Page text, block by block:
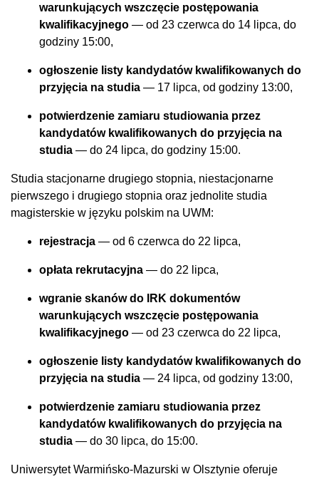
warunkujących wszczęcie postępowania
kwalifikacyjnego — od 23 czerwca do 14 lipca, do
godziny 15:00,
ogłoszenie listy kandydatów kwalifikowanych do
przyjęcia na studia — 17 lipca, od godziny 13:00,
potwierdzenie zamiaru studiowania przez
kandydatów kwalifikowanych do przyjęcia na
studia — do 24 lipca, do godziny 15:00.
Studia stacjonarne drugiego stopnia, niestacjonarne
pierwszego i drugiego stopnia oraz jednolite studia
magisterskie w języku polskim na UWM:
rejestracja — od 6 czerwca do 22 lipca,
opłata rekrutacyjna — do 22 lipca,
wgranie skanów do IRK dokumentów
warunkujących wszczęcie postępowania
kwalifikacyjnego — od 23 czerwca do 22 lipca,
ogłoszenie listy kandydatów kwalifikowanych do
przyjęcia na studia — 24 lipca, od godziny 13:00,
potwierdzenie zamiaru studiowania przez
kandydatów kwalifikowanych do przyjęcia na
studia — do 30 lipca, do 15:00.
Uniwersytet Warmińsko-Mazurski w Olsztynie oferuje